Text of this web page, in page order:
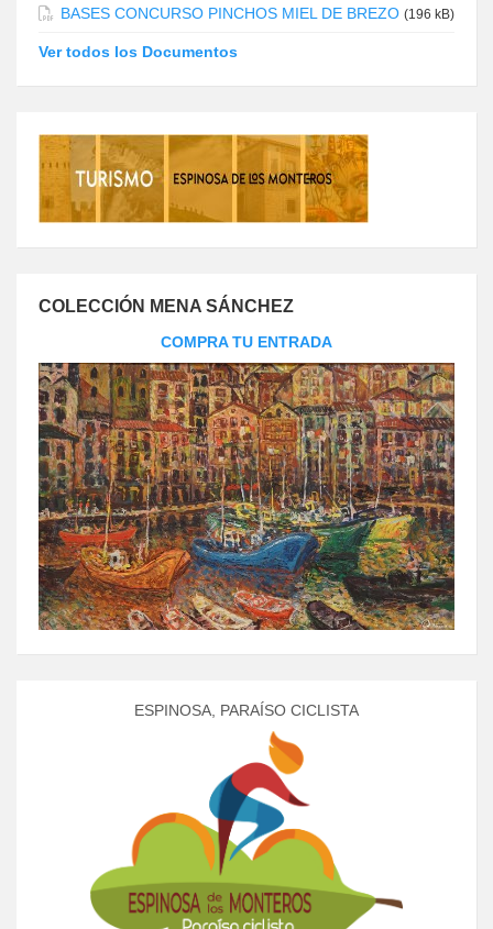
BASES CONCURSO PINCHOS MIEL DE BREZO (196 kB)
Ver todos los Documentos
COLECCIÓN MENA SÁNCHEZ
COMPRA TU ENTRADA
ESPINOSA, PARAÍSO CICLISTA